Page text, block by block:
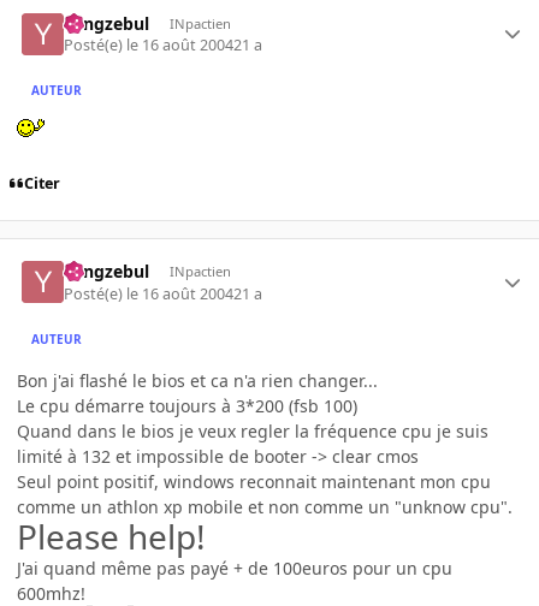
Yangzebul INpactien
Posté(e) le 16 août 200421 a
AUTEUR
Citer
Yangzebul INpactien
Posté(e) le 16 août 200421 a
AUTEUR
Bon j'ai flashé le bios et ca n'a rien changer...
Le cpu démarre toujours à 3*200 (fsb 100)
Quand dans le bios je veux regler la fréquence cpu je suis
limité à 132 et impossible de booter -> clear cmos
Seul point positif, windows reconnait maintenant mon cpu
comme un athlon xp mobile et non comme un "unknow cpu".
Please help!
J'ai quand même pas payé + de 100euros pour un cpu
600mhz!